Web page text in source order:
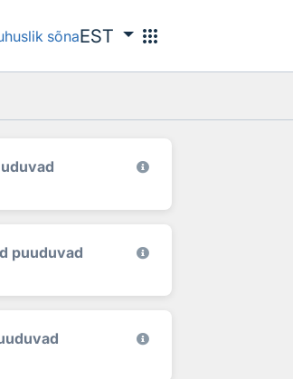
sõnaEST apps
puuduvad